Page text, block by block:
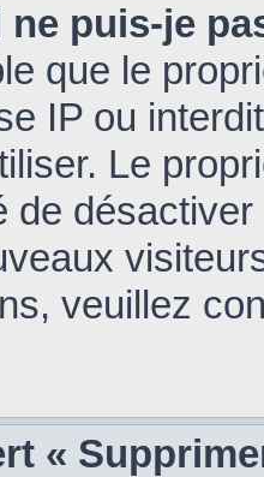
puis-je
que le
IP ou
Le
de
veuillez
«